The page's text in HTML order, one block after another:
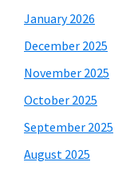
January 2026
December 2025
November 2025
October 2025
September 2025
August 2025